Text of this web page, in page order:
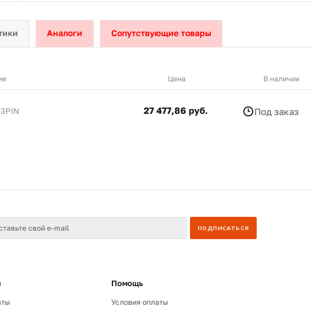
Аналоги Сопутствующие товары
Цена В наличии
27 477,86 руб. Под заказ
Помощь
Условия оплаты